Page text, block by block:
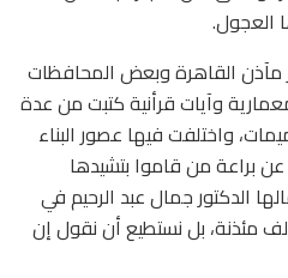
العجول.
مآذن القاهرة وبعض المحافظات
وآيات قرأنية كتبت من عدة
واختلفت فيها عصور البناء
عن براعة من قاموا بتشيدها
الدكتور جمال عبد الرحيم في
مئذنة، بل نستطيع أن نقول إن